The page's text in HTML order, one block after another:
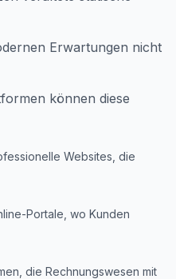
Erwartungen nicht
können diese
Websites, die
Portale, wo Kunden
die Rechnungswesen mit